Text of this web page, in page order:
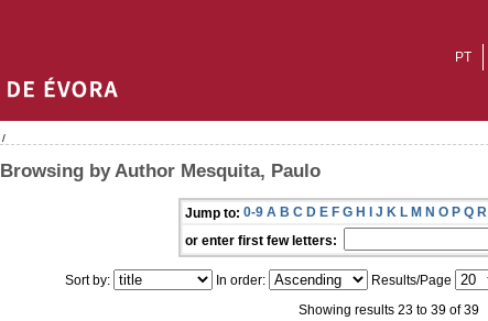
PT
/
Browsing by Author Mesquita, Paulo
Jump to: 0-9 A B C D E F G H I J K L M N O P Q R
or enter first few letters:
Sort by: In order: Results/Page
Showing results 23 to 39 of 39